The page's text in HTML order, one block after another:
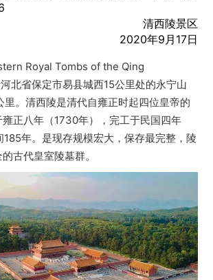
清西陵景区
2020年9月17日
Royal Tombs of the Qing
北省保定市易县城西15公里处的永宁山
里。清西陵是清代自雍正时起四位皇帝的
正八年（1730年），完工于民国四年
185年。是现存规模宏大，保存最完整，陵
古代皇室陵墓群。